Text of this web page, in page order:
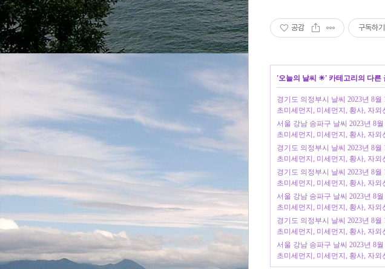
공감 구독하기
'오늘의 날씨 ☀' 카테고리의 다른
경기도 의정부시 날씨 2023년 8
초미세먼지, 미세먼지, 황사, 자외
서울 강남 송파구 날씨 2023년 8
초미세먼지, 미세먼지, 황사, 자외
경기도 의정부시 날씨 2023년 8
초미세먼지, 미세먼지, 황사, 자외
경기도 의정부시 날씨 2023년 8
초미세먼지, 미세먼지, 황사, 자외
서울 강남 송파구 날씨 2023년 8
초미세먼지, 미세먼지, 황사, 자외
경기도 의정부시 날씨 2023년 8
초미세먼지, 미세먼지, 황사, 자외
서울 강남 송파구 날씨 2023년 8
초미세먼지, 미세먼지, 황사, 자외